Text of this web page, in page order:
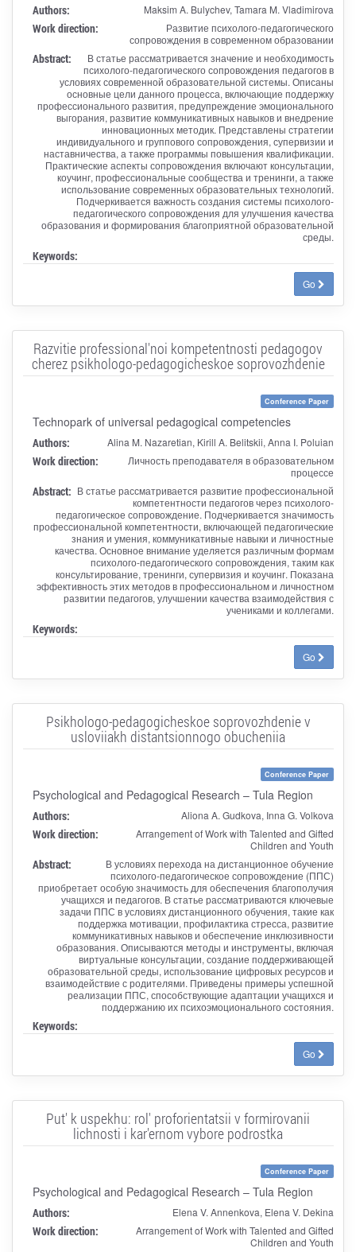
Authors: Maksim A. Bulychev, Tamara M. Vladimirova
Work direction:
Развитие психолого-педагогического
сопровождения в современном образовании
Abstract:
В статье рассматривается значение и необходимость
психолого-педагогического сопровождения педагогов в
условиях современной образовательной системы. Описаны
основные цели данного процесса, включающие поддержку
профессионального развития, предупреждение эмоционального
выгорания, развитие коммуникативных навыков и внедрение
инновационных методик. Представлены стратегии
индивидуального и группового сопровождения, супервизии и
наставничества, а также программы повышения квалификации.
Практические аспекты сопровождения включают консультации,
коучинг, профессиональные сообщества и тренинги, а также
использование современных образовательных технологий.
Подчеркивается важность создания системы психолого-
педагогического сопровождения для улучшения качества
образования и формирования благоприятной образовательной
среды.
Keywords:
Go
Razvitie professional'noi kompetentnosti pedagogov
cherez psikhologo-pedagogicheskoe soprovozhdenie
Conference Paper
Technopark of universal pedagogical competencies
Authors: Alina M. Nazaretian, Kirill A. Belitskii, Anna I. Poluian
Work direction:
Личность преподавателя в образовательном
процессе
Abstract: В статье рассматривается развитие профессиональной
компетентности педагогов через психолого-
педагогическое сопровождение. Подчеркивается значимость
профессиональной компетентности, включающей педагогические
знания и умения, коммуникативные навыки и личностные
качества. Основное внимание уделяется различным формам
психолого-педагогического сопровождения, таким как
консультирование, тренинги, супервизия и коучинг. Показана
эффективность этих методов в профессиональном и личностном
развитии педагогов, улучшении качества взаимодействия с
учениками и коллегами.
Keywords:
Go
Psikhologo-pedagogicheskoe soprovozhdenie v
usloviiakh distantsionnogo obucheniia
Conference Paper
Psychological and Pedagogical Research – Tula Region
Authors: Aliona A. Gudkova, Inna G. Volkova
Work direction:
Arrangement of Work with Talented and Gifted
Children and Youth
Abstract:
В условиях перехода на дистанционное обучение
психолого-педагогическое сопровождение (ППС)
приобретает особую значимость для обеспечения благополучия
учащихся и педагогов. В статье рассматриваются ключевые
задачи ППС в условиях дистанционного обучения, такие как
поддержка мотивации, профилактика стресса, развитие
коммуникативных навыков и обеспечение инклюзивности
образования. Описываются методы и инструменты, включая
виртуальные консультации, создание поддерживающей
образовательной среды, использование цифровых ресурсов и
взаимодействие с родителями. Приведены примеры успешной
реализации ППС, способствующие адаптации учащихся и
поддержанию их психоэмоционального состояния.
Keywords:
Go
Put' k uspekhu: rol' proforientatsii v formirovanii
lichnosti i kar'ernom vybore podrostka
Conference Paper
Psychological and Pedagogical Research – Tula Region
Authors: Elena V. Annenkova, Elena V. Dekina
Work direction:
Arrangement of Work with Talented and Gifted
Children and Youth